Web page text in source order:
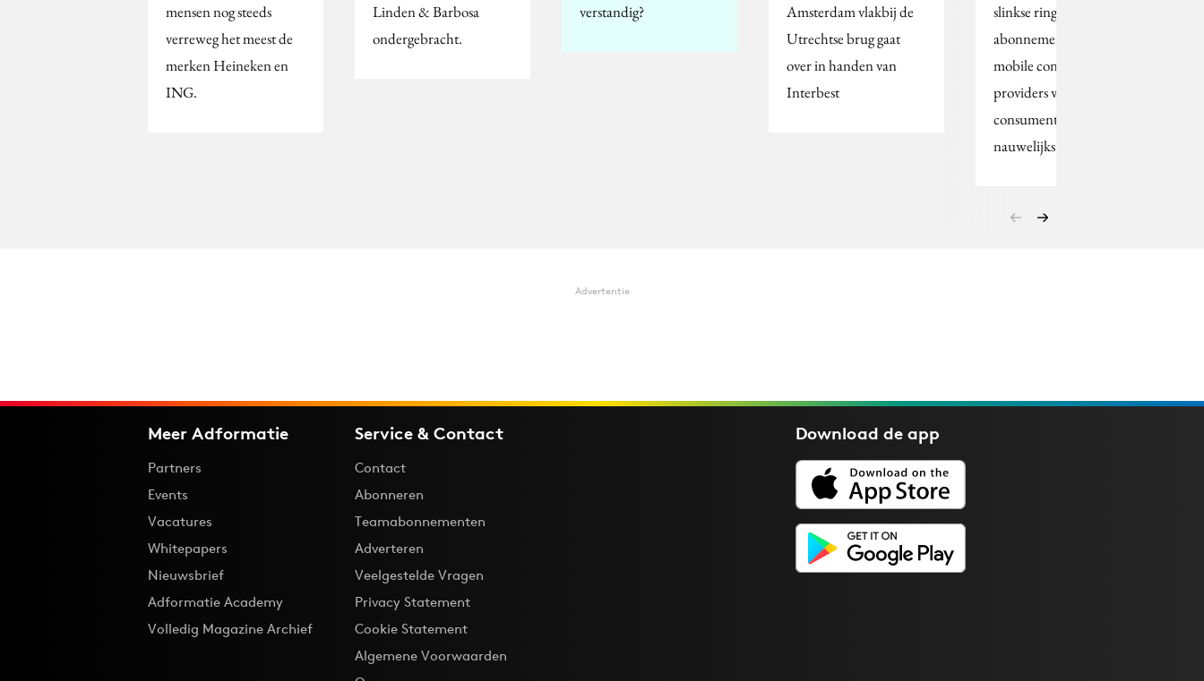
mensen nog steeds
verreweg het meest de
merken Heineken en
ING.
Linden & Barbosa
ondergebracht.
verstandig?
Amsterdam vlakbij de
Utrechtse brug gaat
over in handen van
Interbest
slinkse ringtone
abonnementen van
mobile content
providers waar de
consument zich
nauwelijks voor kon…
Advertentie
Meer Adformatie
Partners
Events
Vacatures
Whitepapers
Nieuwsbrief
Adformatie Academy
Volledig Magazine Archief
Service & Contact
Contact
Abonneren
Teamabonnementen
Adverteren
Veelgestelde Vragen
Privacy Statement
Cookie Statement
Algemene Voorwaarden
Download deapp